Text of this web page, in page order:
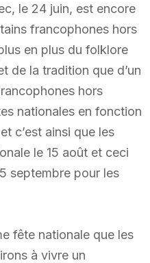
le 24 juin, est encore
francophones hors
en plus du folklore
de la tradition que d’un
hors
nationales en fonction
c’est ainsi que les
le 15 août et ceci
septembre pour les
fête nationale que les
à vivre un